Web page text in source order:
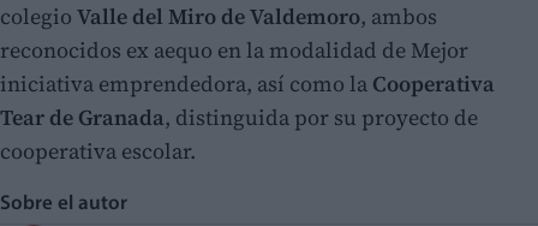
colegio Valle del Miro de Valdemoro, ambos
reconocidos ex aequo en la modalidad de Mejor
iniciativa emprendedora, así como la Cooperativa
Tear de Granada, distinguida por su proyecto de
cooperativa escolar.
Sobre el autor